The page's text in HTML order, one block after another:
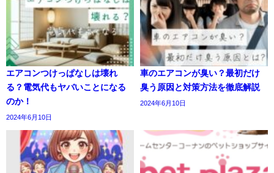
エアコンつけっぱなしは壊れ
る？電気代もヤバいことになる
のか！
2024年6月10日
車のエアコンが臭い？最初だけ
臭う原因と対策方法を徹底解説
2024年6月10日